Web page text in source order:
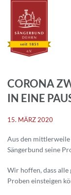
CORONA
IN EINE
15. MÄRZ 2020
Aus den
Sängerbund seine
Wir hoffen, dass
Proben einsteigen